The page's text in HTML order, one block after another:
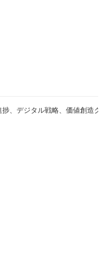
、デジタル戦略、価値創造グ